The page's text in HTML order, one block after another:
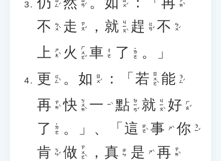
ㄖㄥˊ ㄖㄢˊ ㄖㄨˊ ㄗㄞˋ
不 ㄅㄨˋ 走 ㄗㄡˇ ， 就 ㄐㄧㄡˋ 趕 ㄍㄢˇ 不 ㄅㄨˊ
上 ㄕㄤˋ 火 ㄏㄨㄛˇ 車 ㄔㄜ 了 ˙ㄌㄜ 。」
更 ㄍㄥˋ 。 如 ㄖㄨˊ ：「 若 ㄖㄨㄛˋ 能 ㄋㄥˊ
再 ㄗㄞˋ 快 ㄎㄨㄞˋ 一 ㄧˋ 點 ㄉㄧㄢˇ 就 ㄐㄧㄡˋ 好 ㄏㄠˇ
了 ˙ㄌㄜ 。」、「 這 ㄓㄜˋ 事 ㄕˋ 你 ㄋㄧˇ
肯 ㄎㄣˇ 做 ㄗㄨㄛˋ ， 真 ㄓㄣ 是 ㄕˋ 再 ㄗㄞˋ